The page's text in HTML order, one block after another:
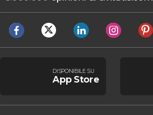
DISPONIBILE SU
App Store